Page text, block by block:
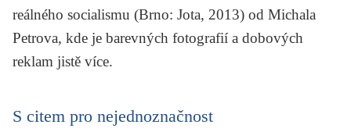
reálného socialismu (Brno: Jota, 2013) od Michala
Petrova, kde je barevných fotografií a dobových
reklam jistě více.
S citem pro nejednoznačnost